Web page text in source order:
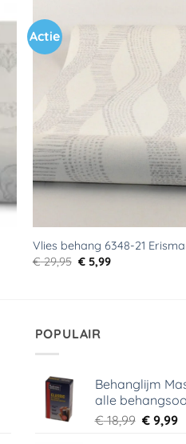
Actie
Vlies behang 6348-21
€29,95 Oorspronkelijke
€ 5,99Huidige
POPULAIR
Behanglijm
alle
€18,99 € 9,99